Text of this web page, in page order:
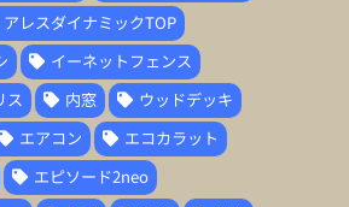
アレスダイナミックTOP
イーネットフェンス
ス
内窓
ウッドデッキ
エアコン
エコカラット
エピソード2neo